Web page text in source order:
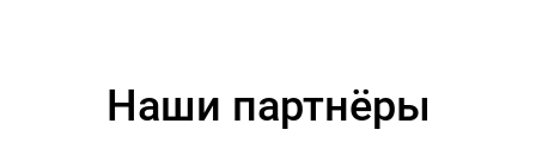
Наши партнёры